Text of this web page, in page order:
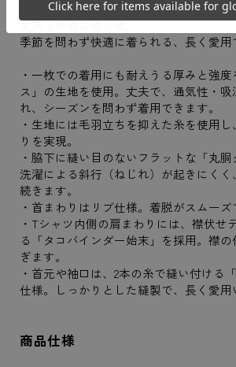
丈夫で快適な着心地。
季節を問わず快適に着られる、長く愛用
・一枚での着用にも耐えうる厚みと強度
ス」の生地を使用。丈夫で、通気性・
れ、シーズンを問わず着用できます。
・生地には毛羽立ちを抑えた糸を使用
りを実現。
・脇下に縫い目のないフラットな「丸胴
洗濯による斜行（ねじれ）が起きにく
続きます。
・首まわりはリブ仕様。着脱がスムーズ
・Tシャツ内側の肩まわりには、襟伏せ
る「タコバインダー始末」を採用。襟
ぎます。
・首元や袖口は、2本の糸で縫い付ける
仕様。しっかりとした縫製で、長く愛用
商品仕様